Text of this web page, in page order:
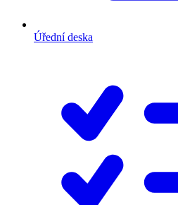
Úřední deska